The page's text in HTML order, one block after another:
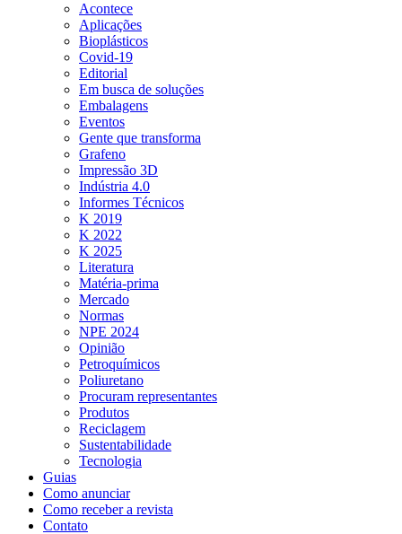
Acontece
Aplicações
Bioplásticos
Covid-19
Editorial
Em busca de soluções
Embalagens
Eventos
Gente que transforma
Grafeno
Impressão 3D
Indústria 4.0
Informes Técnicos
K 2019
K 2022
K 2025
Literatura
Matéria-prima
Mercado
Normas
NPE 2024
Opinião
Petroquímicos
Poliuretano
Procuram representantes
Produtos
Reciclagem
Sustentabilidade
Tecnologia
Guias
Como anunciar
Como receber a revista
Contato